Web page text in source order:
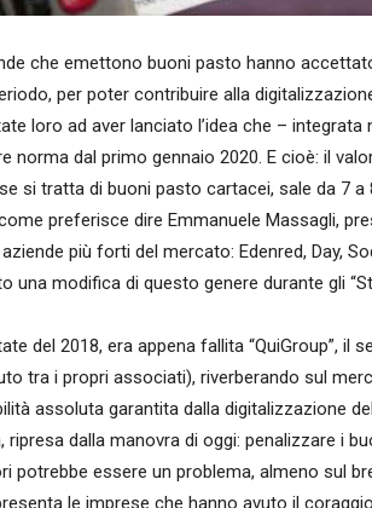
che emettono buoni pasto hanno
per poter contribuire alla
loro ad aver lanciato l’idea che –
norma dal primo gennaio 2020. E cioè: il
si tratta di buoni pasto cartacei, sale da 7
preferisce dire Emmanuele Massagli,
più forti del mercato: Edenred, Day,
una modifica di questo genere durante gli
del 2018, era appena fallita “QuiGroup”,
tra i propri associati), riverberando sul
assoluta garantita dalla digitalizzazione
ripresa dalla manovra di oggi: penalizzare i
potrebbe essere un problema, almeno sul
le imprese che hanno avuto il